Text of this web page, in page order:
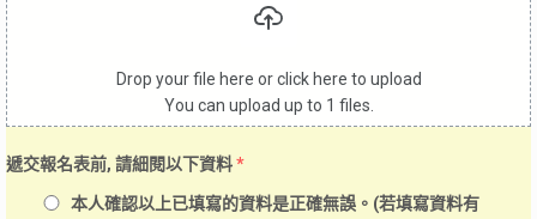
Drop your file here or click here to upload
You can upload up to 1 files.
遞交報名表前, 請細閱以下資料*
本人確認以上已填寫的資料是正確無誤。(若填寫資料有